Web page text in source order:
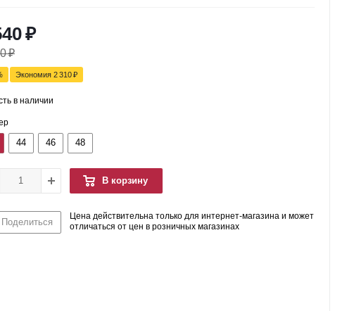
₽
₽
Экономия 2 310₽
в наличии
44 46 48
В корзину
Поделиться
Цена действительна только для интернет-магазина и может
отличаться от цен в розничных магазинах